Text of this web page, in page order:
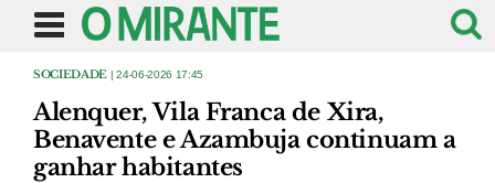
SOCIEDADE | 24-06-2026 17:45
Alenquer, Vila Franca de Xira,
Benavente e Azambuja continuam a
ganhar habitantes